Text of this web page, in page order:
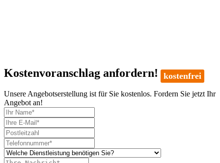
Kostenvoranschlag anfordern! kostenfrei
Unsere Angebotserstellung ist für Sie kostenlos. Fordern Sie jetzt Ihr
Angebot an!